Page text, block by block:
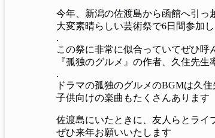
今年、新潟の佐渡島から函館へ引っ
大変素晴らしい芸術祭で6日間参加
.
この祭に非常に似合っていてぜひ呼
『孤独のグルメ』の作者、久住先
.
ドラマの孤独のグルメのBGMは久
子供向けの楽曲もたくさんあります
佐渡島にいたときに、友人らとライ
ぜひ来年お願いいたします